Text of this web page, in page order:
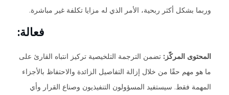
وربما بشكل أكثر ربحية، الأمر الذي له مزايا تكلفة غير مباشرة.
فعالة:
المحتوى المركّز: تضمن الترجمة التلخيصية تركيز انتباه القارئ على
ما هو مهم حقًا من خلال إزالة التفاصيل الزائدة والاحتفاظ بالأجزاء
المهمة فقط. سيستفيد المسؤولون التنفيذيون وصناع القرار وأي